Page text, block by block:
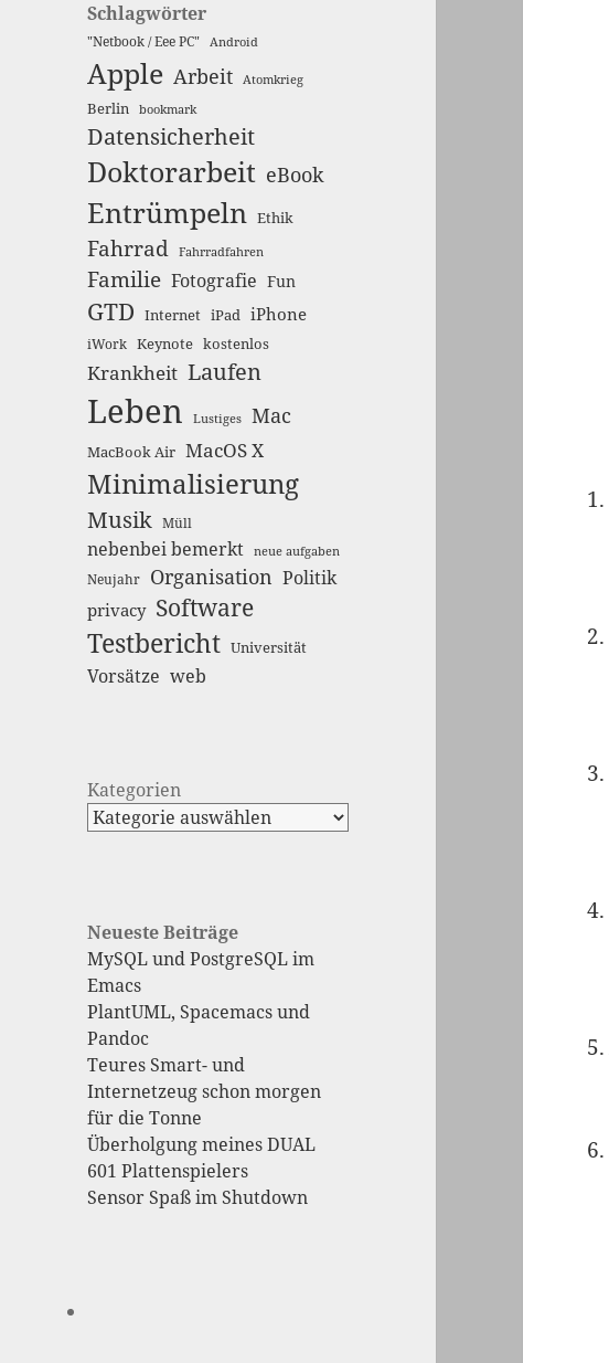
Schlagwörter
"Netbook / Eee PC" Android
Apple Arbeit Atomkrieg
Berlin bookmark
Datensicherheit
Doktorarbeit eBook
Entrümpeln Ethik
Fahrrad Fahrradfahren
Familie Fotografie Fun
GTD Internet iPad iPhone
iWork Keynote kostenlos
Krankheit Laufen
Leben Lustiges Mac
MacBook Air MacOS X
Minimalisierung
Musik Müll
nebenbei bemerkt neue aufgaben
Neujahr Organisation Politik
privacy Software
Testbericht Universität
Vorsätze web
Kategorien
Neueste Beiträge
MySQL und PostgreSQL im
Emacs
PlantUML, Spacemacs und
Pandoc
Teures Smart- und
Internetzeug schon morgen
für die Tonne
Überholgung meines DUAL
601 Plattenspielers
Sensor Spaß im Shutdown